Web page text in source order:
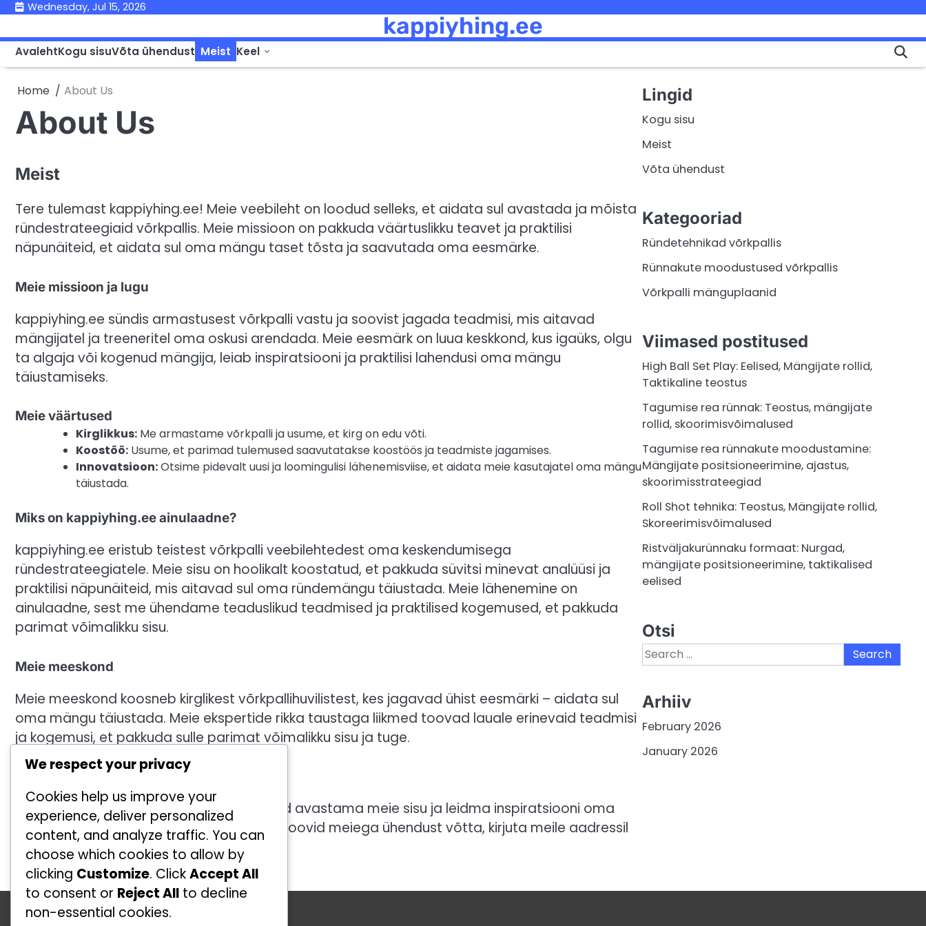
Skip
content
Wednesday, Jul 15, 2026
kappiyhing.ee
AvalehtKogu sisuVõta ühendust Meist Keel
Home About Us
About Us
Meist
Tere tulemast kappiyhing.ee! Meie veebileht on loodud selleks, et aidata sul avastada ja mõista
ründestrateegiaid võrkpallis. Meie missioon on pakkuda väärtuslikku teavet ja praktilisi
näpunäiteid, et aidata sul oma mängu taset tõsta ja saavutada oma eesmärke.
Meie missioon ja lugu
kappiyhing.ee sündis armastusest võrkpalli vastu ja soovist jagada teadmisi, mis aitavad
mängijatel ja treeneritel oma oskusi arendada. Meie eesmärk on luua keskkond, kus igaüks, olgu
ta algaja või kogenud mängija, leiab inspiratsiooni ja praktilisi lahendusi oma mängu
täiustamiseks.
Meie väärtused
Kirglikkus: Me armastame võrkpalli ja usume, et kirg on edu võti.
Koostöö: Usume, et parimad tulemused saavutatakse koostöös ja teadmiste jagamises.
Innovatsioon:Otsime pidevalt uusi ja loomingulisi lähenemisviise, et aidata meie kasutajatel oma mängu
täiustada.
Miks on kappiyhing.ee ainulaadne?
kappiyhing.ee eristub teistest võrkpalli veebilehtedest oma keskendumisega
ründestrateegiatele. Meie sisu on hoolikalt koostatud, et pakkuda süvitsi minevat analüüsi ja
praktilisi näpunäiteid, mis aitavad sul oma ründemängu täiustada. Meie lähenemine on
ainulaadne, sest me ühendame teaduslikud teadmised ja praktilised kogemused, et pakkuda
parimat võimalikku sisu.
Meie meeskond
Meie meeskond koosneb kirglikest võrkpallihuvilistest, kes jagavad ühist eesmärki – aidata sul
oma mängu täiustada. Meie ekspertide rikka taustaga liikmed toovad lauale erinevaid teadmisi
ja kogemusi, et pakkuda sulle parimat võimalikku sisu ja tuge.
Liitu meiega!
Oleme rõõmsad, et oled siin! Kutsume sind avastama meie sisu ja leidma inspiratsiooni oma
võrkpalliteekonnal. Kui sul on küsimusi või soovid meiega ühendust võtta, kirjuta meile aadressil
hello@kappiyhing.ee.
Lingid
Kogu sisu
Meist
Võta ühendust
Kategooriad
Ründetehnikad võrkpallis
Rünnakute moodustused võrkpallis
Võrkpalli mänguplaanid
Viimased postitused
High Ball Set Play: Eelised, Mängijate rollid,
Taktikaline teostus
Tagumise rea rünnak: Teostus, mängijate
rollid, skoorimisvõimalused
Tagumise rea rünnakute moodustamine:
Mängijate positsioneerimine, ajastus,
skoorimisstrateegiad
Roll Shot tehnika: Teostus, Mängijate rollid,
Skoreerimisvõimalused
Ristväljakurünnaku formaat: Nurgad,
mängijate positsioneerimine, taktikalised
eelised
Otsi
Search
for:
Arhiiv
February 2026
January 2026
Kategooriad
Ründetehnikad võrkpallis
We respect your privacy
Cookies help us improve your
experience, deliver personalized
content, and analyze traffic. You can
choose which cookies to allow by
clicking Customize. ClickAccept All
to consent or Reject All to decline
non-essential cookies.